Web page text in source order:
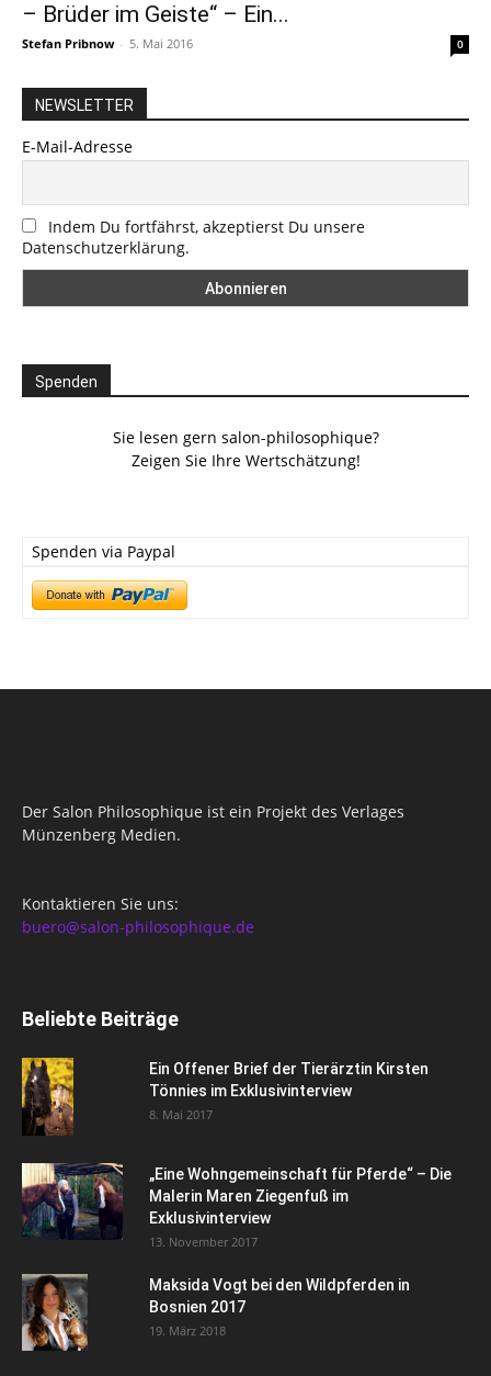
– Brüder im Geiste“ – Ein...
Stefan Pribnow - 5. Mai 2016 0
NEWSLETTER
E-Mail-Adresse
Indem Du fortfährst, akzeptierst Du unsere
Datenschutzerklärung.
Spenden
Sie lesen gern salon-philosophique?
Zeigen Sie Ihre Wertschätzung!
Spenden via Paypal
Der Salon Philosophique ist ein Projekt des Verlages
Münzenberg Medien.
Kontaktieren Sie uns:
buero@salon-philosophique.de
Beliebte Beiträge
Ein Offener Brief der Tierärztin Kirsten
Tönnies im Exklusivinterview
8. Mai 2017
„Eine Wohngemeinschaft für Pferde“ – Die
Malerin Maren Ziegenfuß im
Exklusivinterview
13. November 2017
Maksida Vogt bei den Wildpferden in
Bosnien 2017
19. März 2018